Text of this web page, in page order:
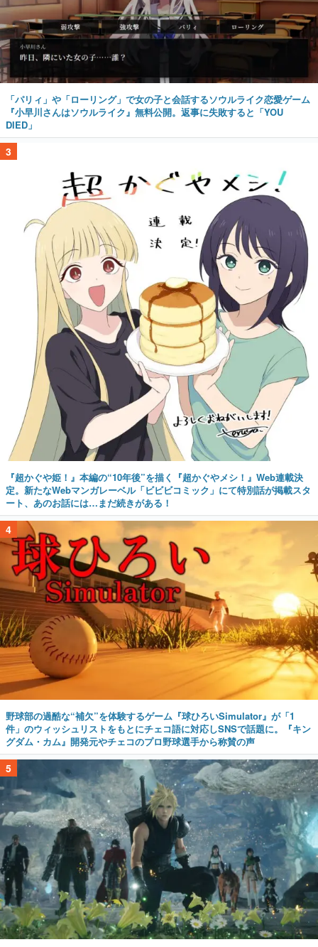
「パリィ」や「ローリング」で女の子と会話するソウルライク恋愛ゲーム
『小早川さんはソウルライク』無料公開。返事に失敗すると「YOU
DIED」
3
『超かぐや姫！』本編の“10年後”を描く『超かぐやメシ！』Web連載決
定。新たなWebマンガレーベル「ビビビコミック」にて特別話が掲載スタ
ート、あのお話には…まだ続きがある！
4
野球部の過酷な“補欠”を体験するゲーム『球ひろいSimulator』が「1
件」のウィッシュリストをもとにチェコ語に対応しSNSで話題に。『キン
グダム・カム』開発元やチェコのプロ野球選手から称賛の声
5